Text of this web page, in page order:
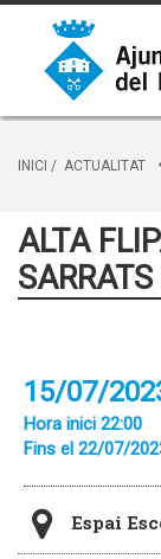
INICI / ACTUALITAT
ALTA
15/07/
Hora inici 22:00
Fins el 22/07/
Espai